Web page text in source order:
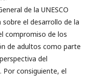
de la UNESCO
el desarrollo de la
compromiso de los
de adultos como parte
del
Por consiguiente, el